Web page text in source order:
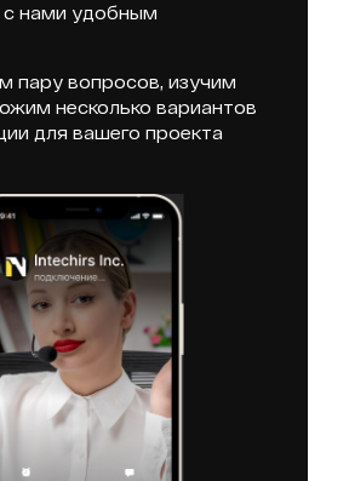
с нами удобным
пару вопросов, изучим
несколько вариантов
для вашего проекта